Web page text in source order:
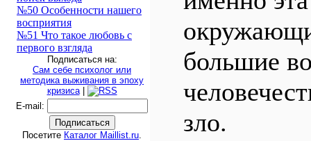
№50 Особенности нашего
восприятия
№51 Что такое любовь с
первого взгляда
Подписаться на:
Сам себе психолог или
методика выживания в эпоху
кризиса|
E-mail :
Посетите Каталог Maillist.ru.
большие
зло.